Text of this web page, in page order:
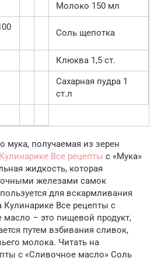
Молоко 150 мл
Соль щепотка
Клюква 1,5 ст.
Сахарная пудра 1
ст.л
мука, получаемая из зерен
Все рецепты с «Мука»
жидкость, которая
железами самок
для вскармливания
Кулинарике Все рецепты с
– это пищевой продукт,
путем взбивания сливок,
молока. Читать на
с «Сливочное масло» Соль